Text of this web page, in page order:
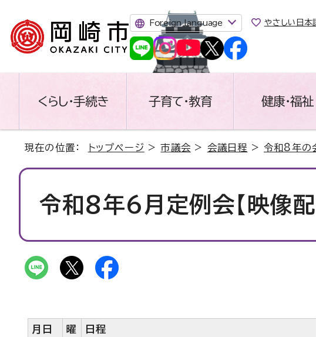
Foreign language やさしい日本
くらし・手続き 子育て・教育 健康・福祉
現在の位置： トップページ >市議会 > 会議日程 >令和8年の
令和8年6月定例会【映像配
月日
曜
日程